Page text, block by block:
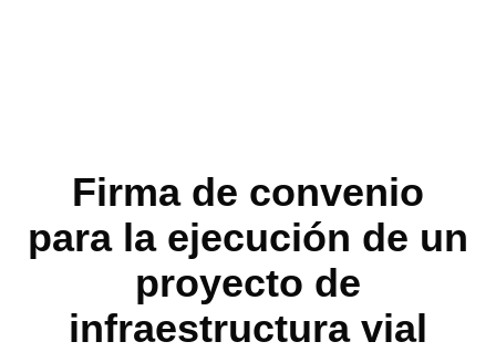
Firma de convenio
para la ejecución de un
proyecto de
infraestructura vial